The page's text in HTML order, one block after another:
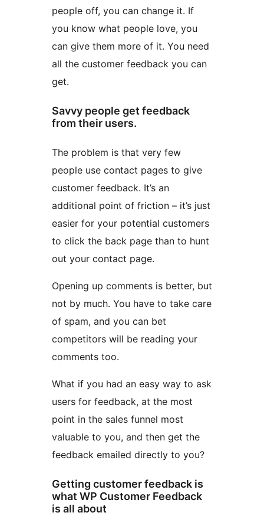
people off, you can change it. If
you know what people love, you
can give them more of it. You need
all the customer feedback you can
get.
Savvy people get feedback
from their users.
The problem is that very few
people use contact pages to give
customer feedback. It’s an
additional point of friction – it’s just
easier for your potential customers
to click the back page than to hunt
out your contact page.
Opening up comments is better, but
not by much. You have to take care
of spam, and you can bet
competitors will be reading your
comments too.
What if you had an easy way to ask
users for feedback, at the most
point in the sales funnel most
valuable to you, and then get the
feedback emailed directly to you?
Getting customer feedback is
what WP Customer Feedback
is all about